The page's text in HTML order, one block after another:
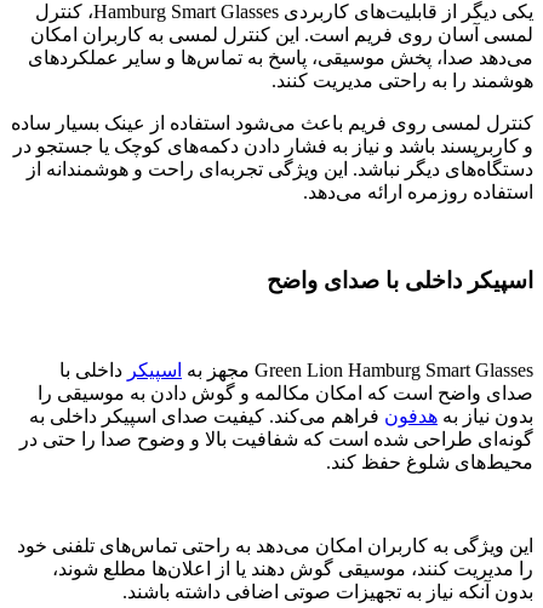
یکی دیگر از قابلیت‌های کاربردی Hamburg Smart Glasses، کنترل
لمسی آسان روی فریم است. این کنترل لمسی به کاربران امکان
می‌دهد صدا، پخش موسیقی، پاسخ به تماس‌ها و سایر عملکردهای
هوشمند را به راحتی مدیریت کنند.
کنترل لمسی روی فریم باعث می‌شود استفاده از عینک بسیار ساده
و کاربرپسند باشد و نیاز به فشار دادن دکمه‌های کوچک یا جستجو در
دستگاه‌های دیگر نباشد. این ویژگی تجربه‌ای راحت و هوشمندانه از
استفاده روزمره ارائه می‌دهد.
اسپیکر داخلی با صدای واضح
Green Lion Hamburg Smart Glasses مجهز به اسپیکر داخلی با
صدای واضح است که امکان مکالمه و گوش دادن به موسیقی را
بدون نیاز به هدفون فراهم می‌کند. کیفیت صدای اسپیکر داخلی به
گونه‌ای طراحی شده است که شفافیت بالا و وضوح صدا را حتی در
محیط‌های شلوغ حفظ کند.
این ویژگی به کاربران امکان می‌دهد به راحتی تماس‌های تلفنی خود
را مدیریت کنند، موسیقی گوش دهند یا از اعلان‌ها مطلع شوند،
بدون آنکه نیاز به تجهیزات صوتی اضافی داشته باشند.